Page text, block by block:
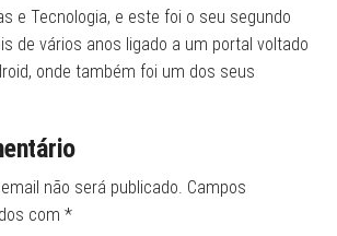
e Tecnologia, e este foi o seu segundo
de vários anos ligado a um portal voltado
onde também foi um dos seus
não será publicado. Campos
com *